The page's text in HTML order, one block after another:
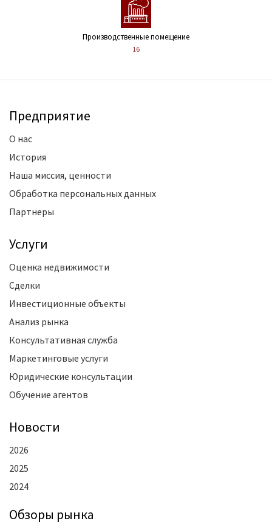
Производственные помещение
16
Предприятие
О нас
История
Наша миссия, ценности
Обработка персональных данных
Партнеры
Услуги
Оценка недвижимости
Сделки
Инвестиционные объекты
Анализ рынка
Консультативная служба
Маркетинговые услуги
Юридические консультации
Обучение агентов
Новости
2026
2025
2024
Oбзоры рынка